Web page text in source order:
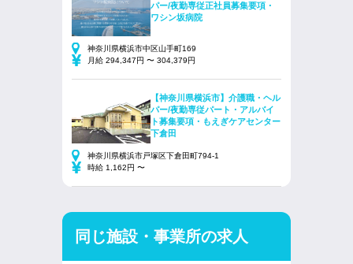
パー/夜勤専従正社員募集要項・
ワシン坂病院
神奈川県横浜市中区山手町169
月給 294,347円 〜 304,379円
【神奈川県横浜市】介護職・ヘル
パー/夜勤専従パート・アルバイ
ト募集要項・もえぎケアセンター
下倉田
神奈川県横浜市戸塚区下倉田町794-1
時給 1,162円 〜
同じ施設・事業所の求人